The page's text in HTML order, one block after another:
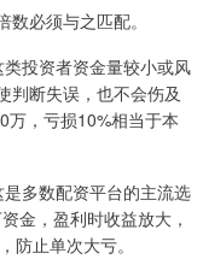
必须与之匹配。
投资者资金量较小或风
判断失误，也不会伤及
万，亏损10%相当于本
多数配资平台的主流选
金，盈利时收益放大，
防止单次大亏。